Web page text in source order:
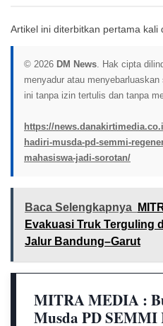
Artikel ini diterbitkan pertama kali
© 2026 DM News. Hak cipta
menyadur atau
ini tanpa izin tertulis dan tanpa
https://
hadiri-musda-pd-semmi-
mahasiswa-jadi-sorotan/
Baca Selengkapnya
Evakuasi Truk Terguling
Jalur Bandung–Garut
MITRA MEDIA :
Musda PD SEMMI